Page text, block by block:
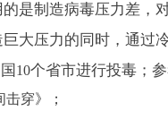
是制造病毒压力差，
大压力的同时，通过
10个省市进行投毒；
击穿》；